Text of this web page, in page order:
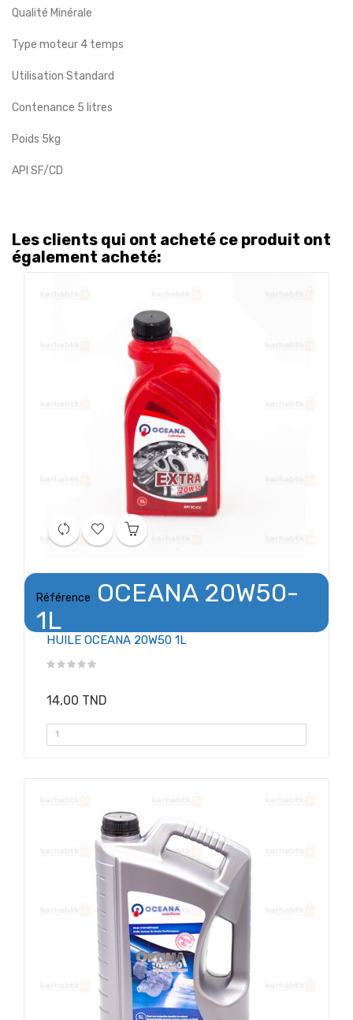
Qualité Minérale
Type moteur 4 temps
Utilisation Standard
Contenance 5 litres
Poids 5kg
API SF/CD
Les clients qui ont acheté ce produit ont
également acheté:
Référence
OCEANA 20W50-
1L
HUILE OCEANA 20W50 1L
14,00 TND